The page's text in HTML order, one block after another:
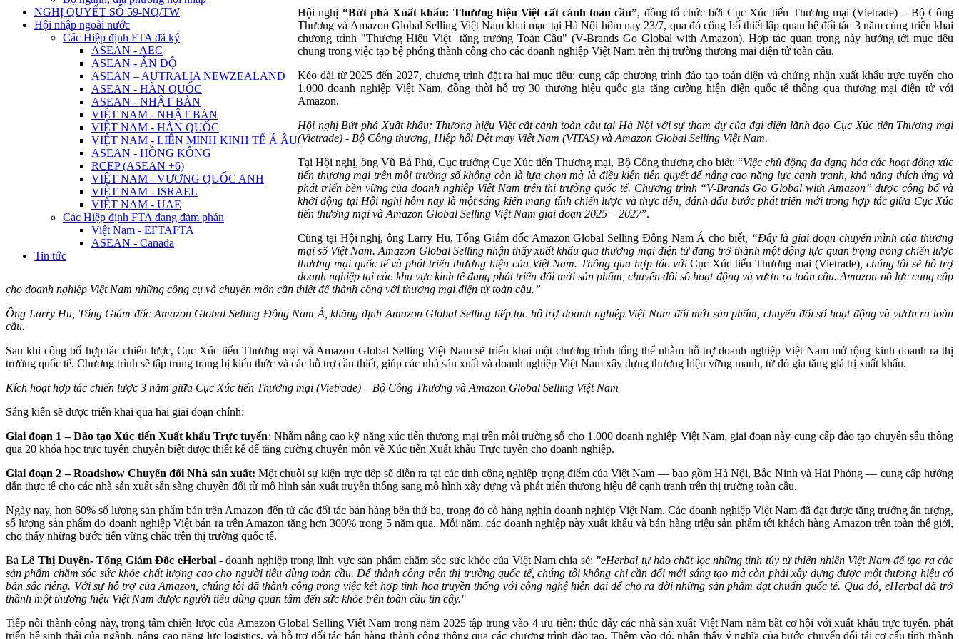
NGHỊ QUYẾT SỐ 59-NQ/TW
Hội nhập ngoài nước
Các Hiệp định FTA đã ký
ASEAN - AEC
ASEAN - ẤN ĐỘ
ASEAN – AUTRALIA NEWZEALAND
ASEAN - HÀN QUỐC
ASEAN - NHẬT BẢN
VIỆT NAM - NHẬT BẢN
VIỆT NAM - HÀN QUỐC
VIỆT NAM - LIÊN MINH KINH TẾ Á ÂU
ASEAN - HỒNG KÔNG
RCEP (ASEAN +6)
VIỆT NAM - VƯƠNG QUỐC ANH
VIỆT NAM - ISRAEL
VIỆT NAM - UAE
Các Hiệp định FTA đang đàm phán
Việt Nam - EFTAFTA
ASEAN - Canada
Tin tức
Hội nghị “Bứt pháXuất khẩu: Thương hiệu Việt cất cánh toàn cầu”, đồng tổ chức bởi Cục Xúc tiến Thương mại (Vietrade) – Bộ Công
Thương và Amazon Global Selling Việt Nam khai mạc tại Hà Nội hôm nay 23/7, qua đó công bố thiết lập quan hệ đối tác 3 năm cùng triển khai
chương trình "Thương Hiệu Việt tăng trưởng Toàn Cầu" (V-Brands Go Global with Amazon). Hợp tác quan trọng này hướng tới mục tiêu
chung trong việc tạo bệ phóng thành công cho các doanh nghiệp Việt Nam trên thị trường thương mại điện tử toàn cầu.
Kéo dài từ 2025 đến 2027, chương trình đặt ra hai mục tiêu: cung cấp chương trình đào tạo toàn diện và chứng nhận xuất khẩu trực tuyến cho
1.000 doanh nghiệp Việt Nam, đồng thời hỗ trợ 30 thương hiệu quốc gia tăng cường hiện diện quốc tế thông qua thương mại điện tử với
Amazon.
Hội nghị Bứt phá Xuất khẩu: Thương hiệu Việt cất cánh toàn cầu tại Hà Nội với sự tham dự của đại diện lãnh đạo Cục Xúc tiến Thương mại
(Vietrade) - Bộ Công thương, Hiệp hội Dệt may Việt Nam (VITAS) và Amazon Global Selling Việt Nam.
Tại Hội nghị, ông Vũ Bá Phú, Cục trưởng Cục Xúc tiến Thương mại, Bộ Công thương cho biết: “Việc chủ động đa dạng hóa các hoạt động xúc
tiến thương mại trên môi trường số không còn là lựa chọn mà là điều kiện tiên quyết để nâng cao năng lực cạnh tranh, khả năng thích ứng và
phát triển bền vững của doanh nghiệp Việt Nam trên thị trường quốc tế. Chương trình “V-Brands Go Global with Amazon” được công bố và
khởi động tại Hội nghị hôm nay là một sáng kiến mang tính chiến lược và thực tiễn, đánh dấu bước phát triển mới trong hợp tác giữa Cục Xúc
tiến thương mại và Amazon Global Selling Việt Nam giai đoạn 2025 – 2027”.
Cũng tại Hội nghị, ông Larry Hu, Tổng Giám đốc Amazon Global Selling Đông Nam Á cho biết, “Đây là giai đoạn chuyển mình của thương
mại số Việt Nam. Amazon Global Selling nhận thấy xuất khẩu qua thương mại điện tử đang trởthành một động lực quan trọng trong chiến lược
thương mại quốc tế và phát triển thương hiệu của Việt Nam. Thông qua hợp tác vớiCục Xúc tiến Thương mại (Vietrade), chúng tôi sẽ hỗ trợ
doanh nghiệp tại các khuvực kinh tế đang phát triển đổi mới sản phẩm, chuyển đổi số hoạt động và vươn ra toàn cầu. Amazon nỗlực cung cấp
cho doanh nghiệp Việt Nam những công cụ và chuyên môn cần thiết để thành công với thương mại điện tử toàn cầu.”
Ông Larry Hu, Tổng Giám đốc Amazon Global Selling Đông Nam Á, khẳng định Amazon Global Selling tiếp tục hỗ trợ doanh nghiệp Việt Nam đổi mới sản phẩm, chuyển đổi số hoạt động và vươn ra toàn
cầu.
Sau khi công bố hợp tác chiến lược, Cục Xúc tiến Thương mại và Amazon Global Selling Việt Nam sẽ triển khai một chương trình tổng thể nhằm hỗ trợ doanh nghiệp Việt Nam mở rộng kinh doanh ra thị
trường quốc tế. Chương trình sẽ tập trung trang bị kiến thức và các hỗ trợ cần thiết, giúp các nhà sản xuất và doanh nghiệp Việt Nam xây dựng thương hiệu vững mạnh, từ đó gia tăng giá trị xuất khẩu.
Kích hoạt hợp tác chiến lược 3 năm giữa Cục Xúc tiến Thương mại (Vietrade) – Bộ Công Thương và Amazon Global Selling Việt Nam
Sáng kiến sẽ được triển khai qua hai giai đoạn chính:
Giai đoạn 1 – Đào tạo Xúc tiến Xuất khẩuTrực tuyến: Nhằm nâng cao kỹ năng xúc tiến thương mại trên môi trường số cho 1.000 doanh nghiệp Việt Nam, giai đoạn này cung cấp đào tạo chuyên sâu thông
qua 20 khóa học trực tuyến chuyên biệt được thiết kế để tăng cường chuyên môn về Xúc tiến Xuất khẩu Trực tuyến cho doanh nghiệp.
Giai đoạn 2 – Roadshow Chuyển đổi Nhà sản xuất: Một chuỗi sự kiện trực tiếp sẽ diễn ra tại các tỉnh công nghiệp trọng điểm của Việt Nam — bao gồm Hà Nội, Bắc Ninh và Hải Phòng — cung cấp hướng
dẫn thực tế cho các nhà sản xuất sẵn sàng chuyển đổi từ mô hình sản xuất truyền thống sang mô hình xây dựng và phát triển thương hiệu để cạnh tranh trên thị trường toàn cầu.
Ngày nay, hơn 60% số lượng sản phẩm bán trên Amazon đến từ các đối tác bán hàng bên thứ ba, trong đó có hàng nghìn doanh nghiệp Việt Nam. Các doanh nghiệp Việt Nam đã đạt được tăng trưởng ấn tượng,
số lượng sản phẩm do doanh nghiệp Việt bán ra trên Amazon tăng hơn 300% trong 5 năm qua. Mỗi năm, các doanh nghiệp này xuất khẩu và bán hàng triệu sản phẩm tới khách hàng Amazon trên toàn thế giới,
cho thấy những bước tiến vững chắc trên thị trường quốc tế.
BàLê Thị Duyên- Tổng Giám Đốc eHerbal- doanh nghiệp trong lĩnh vực sản phẩm chăm sóc sức khỏe của Việt Nam chia sẻ: "eHerbal tự hào chắt lọc những tinh túy từ thiên nhiên Việt Nam để tạo ra các
sản phẩm chăm sóc sức khỏe chất lượng cao cho người tiêu dùng toàn cầu. Để thành công trên thị trường quốc tế, chúng tôi không chỉ cần đổi mới sáng tạo mà còn phải xây dựng được một thương hiệu có
bản sắc riêng. Với sự hỗ trợ của Amazon, chúng tôi đã thành công trong việc kết hợp tinh hoa truyền thống với công nghệ hiện đại để cho ra đời những sản phẩm đạt chuẩn quốc tế. Qua đó, eHerbal đã trở
thành một thương hiệu Việt Nam được người tiêu dùng quan tâm đến sức khỏe trên toàn cầu tin cậy."
Tiếp nối thành công này, trọng tâm chiến lược của Amazon Global Selling Việt Nam trong năm 2025 tập trung vào 4 ưu tiên: thúc đẩy các nhà sản xuất Việt Nam nắm bắt cơ hội với xuất khẩu trực tuyến, phát
triển hệ sinh thái của ngành, nâng cao năng lực logistics, và hỗ trợ đối tác bán hàng thành công thông qua các chương trình đào tạo. Thêm vào đó, nhận thấy ý nghĩa của bước chuyển đổi tái cơ cấu tỉnh thành